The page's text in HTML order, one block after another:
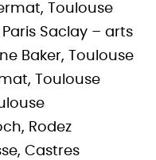
Toulouse
Saclay – arts
Baker, Toulouse
Toulouse
Rodez
Castres